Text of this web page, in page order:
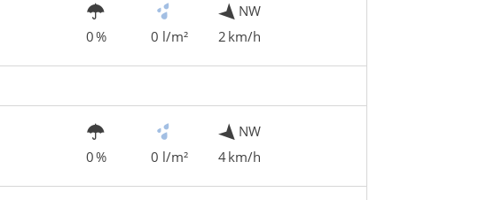
0 % 0 l/m²
NW
2 km/h
0 % 0 l/m²
NW
4 km/h